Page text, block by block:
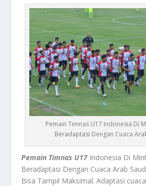
Pemain Timnas U17 Indonesia Di
Beradaptasi Dengan Cuaca
Pemain Timnas U17Indonesia Di
Beradaptasi Dengan Cuaca Arab
Bisa Tampil Maksimal. Adaptasi